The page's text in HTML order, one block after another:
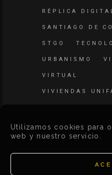
Utilizamos cookies para
web y nuestro servicio.
RÉPLICA
SANTIAGO DE
STGO
URBANISMO
VIRTUAL
VIVIENDAS